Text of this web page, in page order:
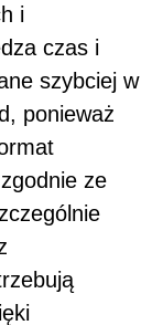
i
czas i
szybciej w
ponieważ
ze